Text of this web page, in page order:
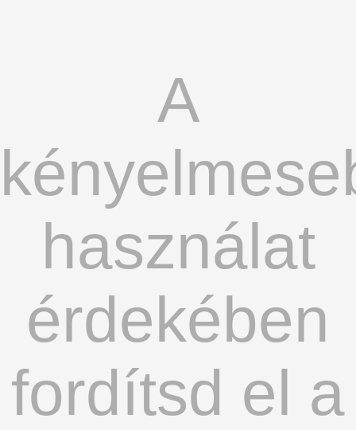
A
használat
érdekében
fordítsd el a